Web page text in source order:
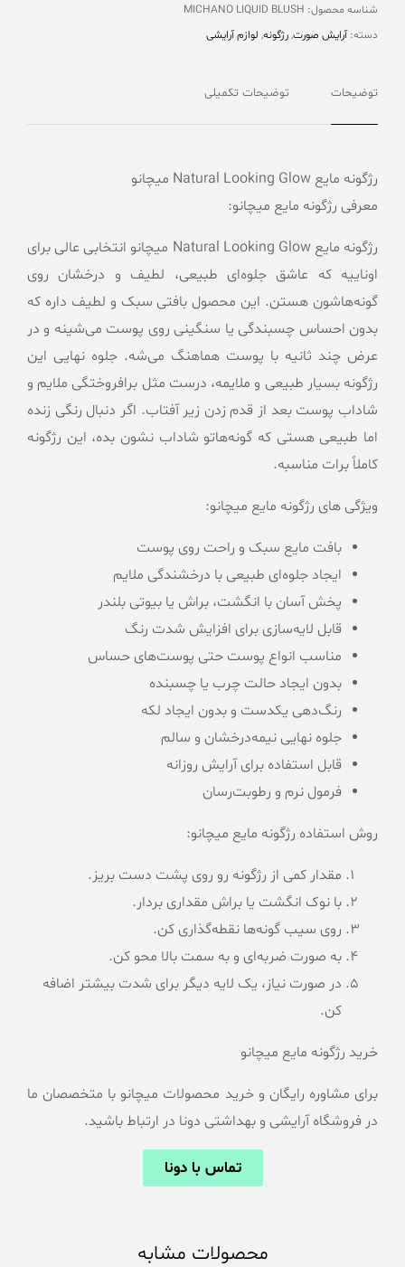
شناسه محصول: MICHANO LIQUID BLUSH
دسته:آرایش صورت,رژگونه, لوازم آرایشی
توضیحات توضیحات تکمیلی
رژگونه مایع Natural Looking Glow میچانو
معرفی رژگونه مایع میچانو:
رژگونه مایع Natural Looking Glow میچانو انتخابی عالی برای
اوناییه که عاشق جلوه‌ای طبیعی، لطیف و درخشان روی
گونه‌هاشون هستن. این محصول بافتی سبک و لطیف داره که
بدون احساس چسبندگی یا سنگینی روی پوست می‌شینه و در
عرض چند ثانیه با پوست هماهنگ می‌شه. جلوه نهایی این
رژگونه بسیار طبیعی و ملایمه، درست مثل برافروختگی ملایم و
شاداب پوست بعد از قدم زدن زیر آفتاب. اگر دنبال رنگی زنده
اما طبیعی هستی که گونه‌هاتو شاداب نشون بده، این رژگونه
کاملاً برات مناسبه.
ویژگی های رژگونه مایع میچانو:
بافت مایع سبک و راحت روی پوست
ایجاد جلوه‌ای طبیعی با درخشندگی ملایم
پخش آسان با انگشت، براش یا بیوتی بلندر
قابل لایه‌سازی برای افزایش شدت رنگ
مناسب انواع پوست حتی پوست‌های حساس
بدون ایجاد حالت چرب یا چسبنده
رنگ‌دهی یکدست و بدون ایجاد لکه
جلوه نهایی نیمه‌درخشان و سالم
قابل استفاده برای آرایش روزانه
فرمول نرم و رطوبت‌رسان
روش استفاده رژگونه مایع میچانو:
مقدار کمی از رژگونه رو روی پشت دست بریز.
با نوک انگشت یا براش مقداری بردار.
روی سیب گونه‌ها نقطه‌گذاری کن.
به صورت ضربه‌ای و به سمت بالا محو کن.
در صورت نیاز، یک لایه دیگر برای شدت بیشتر اضافه
کن.
خرید رژگونه مایع میچانو
برای مشاوره رایگان و خرید محصولات میچانو با متخصصان ما
در فروشگاه آرایشی و بهداشتی دونا در ارتباط باشید.
تماس با دونا
محصولات مشابه